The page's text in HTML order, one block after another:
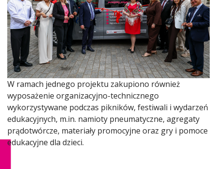
W ramach jednego projektu zakupiono również
wyposażenie organizacyjno-technicznego
wykorzystywane podczas pikników, festiwali i wydarzeń
edukacyjnych, m.in. namioty pneumatyczne, agregaty
prądotwórcze, materiały promocyjne oraz gry i pomoce
edukacyjne dla dzieci.